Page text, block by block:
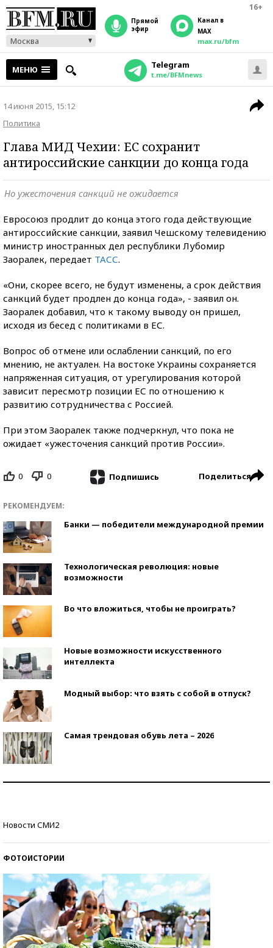
16+
Москва
прямой
эфир
Канал в
MAX
max.ru/bfm
МЕНЮ Telegram
t.me/BFMnews
14 июня 2015, 15:12
Политика
Глава МИД Чехии: ЕС сохранит
антироссийские санкции до конца года
Но ужесточения санкций не ожидается
Евросоюз продлит до конца этого года действующие
антироссийские санкции, заявил Чешскому телевидению
министр иностранных дел республики Лубомир
Заоралек, передает ТАСС.
«Они, скорее всего, не будут изменены, а срок действия
санкций будет продлен до конца года», - заявил он.
Заоралек добавил, что к такому выводу он пришел,
исходя из бесед с политиками в ЕС.
Вопрос об отмене или ослаблении санкций, по его
мнению, не актуален. На востоке Украины сохраняется
напряженная ситуация, от урегулирования которой
зависит пересмотр позиции ЕС по отношению к
развитию сотрудничества с Россией.
При этом Заоралек также подчеркнул, что пока не
ожидает «ужесточения санкций против России».
0 0 Подпишись Поделиться
РЕКОМЕНДУЕМ:
Банки — победители международной премии
Технологическая революция: новые
возможности
Во что вложиться, чтобы не проиграть?
Новые возможности искусственного
интеллекта
Модный выбор: что взять с собой в отпуск?
Самая трендовая обувь лета – 2026
Новости СМИ2
ФОТОИСТОРИИ